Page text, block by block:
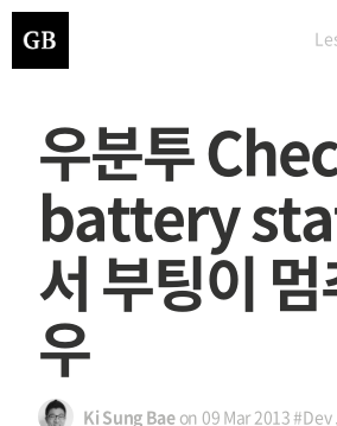
우분투
battery
서 부팅이
우
Ki Sung Baeon 09 Mar 2013#Dev,